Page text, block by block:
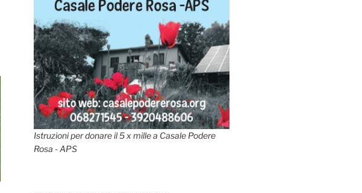
Istruzioni per donare il 5 x mille a Casale Podere
Rosa - APS